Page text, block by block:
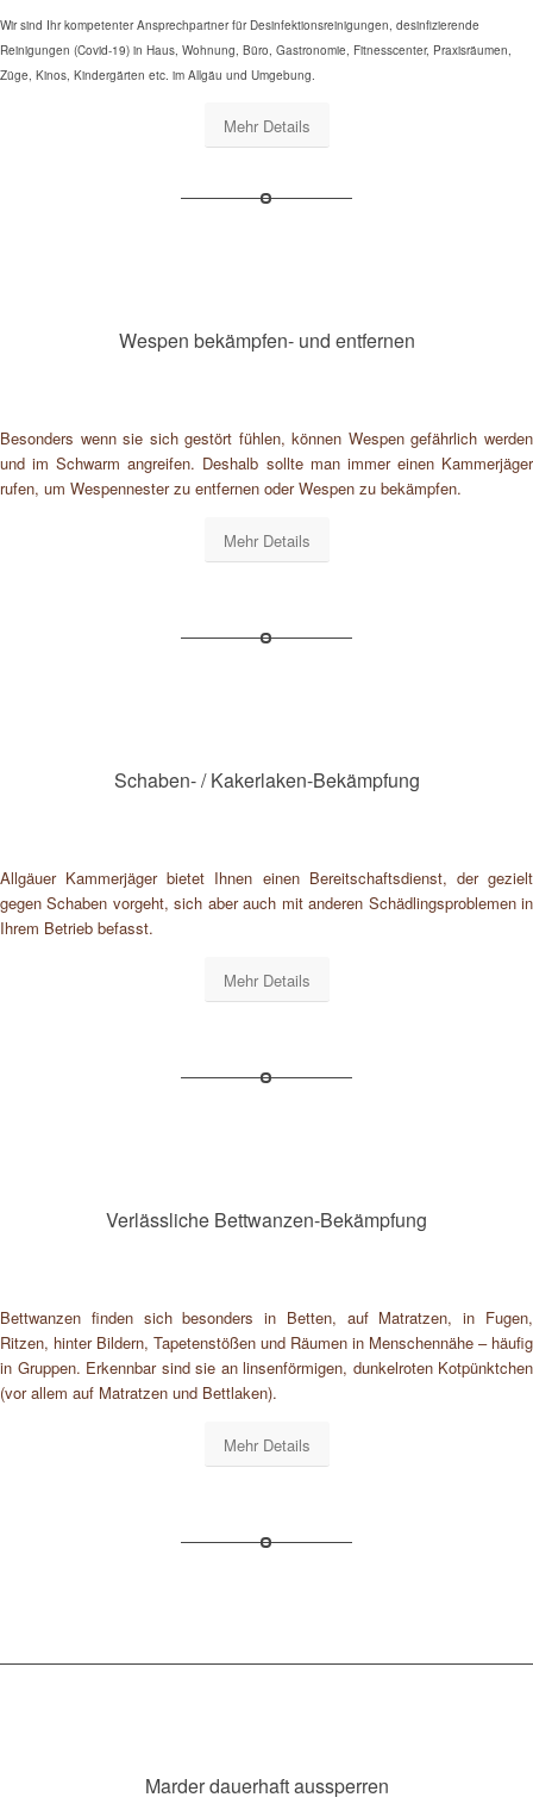
Wir sind Ihr kompetenter Ansprechpartner für Desinfektionsreinigungen, desinfizierende
Reinigungen (Covid-19) in Haus, Wohnung, Büro, Gastronomie, Fitnesscenter, Praxisräumen,
Züge, Kinos, Kindergärten etc. im Allgäu und Umgebung.
Mehr Details
Wespen bekämpfen- und entfernen
Besonders wenn sie sich gestört fühlen, können Wespen gefährlich werden
und im Schwarm angreifen. Deshalb sollte man immer einen Kammerjäger
rufen, um Wespennester zu entfernen oder Wespen zu bekämpfen.
Mehr Details
Schaben- / Kakerlaken-Bekämpfung
Allgäuer Kammerjäger bietet Ihnen einen Bereitschaftsdienst, der gezielt
gegen Schaben vorgeht, sich aber auch mit anderen Schädlingsproblemen in
Ihrem Betrieb befasst.
Mehr Details
Verlässliche Bettwanzen-Bekämpfung
Bettwanzen finden sich besonders in Betten, auf Matratzen, in Fugen,
Ritzen, hinter Bildern, Tapetenstößen und Räumen in Menschennähe – häufig
in Gruppen. Erkennbar sind sie an linsenförmigen, dunkelroten Kotpünktchen
(vor allem auf Matratzen und Bettlaken).
Mehr Details
Marder dauerhaft aussperren